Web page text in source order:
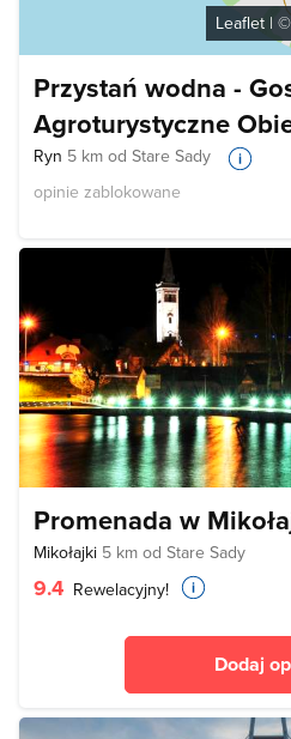
Leaflet |
Przystań wodna -
Agroturystyczne
Ryn 5 km od Stare Sady
opinie zablokowane
Promenada w
Mikołajki 5 km od Stare Sady
9.4 Rewelacyjny!
Dodaj